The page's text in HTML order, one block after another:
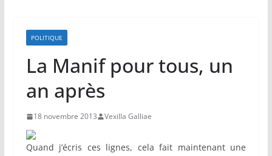
POLITIQUE
La Manif pour tous, un
an après
18 novembre 2013 Vexilla Galliae
Quand j’écris ces lignes, cela fait maintenant une